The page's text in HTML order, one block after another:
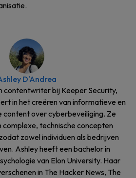
D'Andrea
contentwriter bij Keeper Security,
in het creëren van informatieve en
over cyberbeveiliging. Ze
technische concepten
zowel individuen als bedrijven
Ashley heeft een bachelor in
van Elon University. Haar
in The Hacker News, The